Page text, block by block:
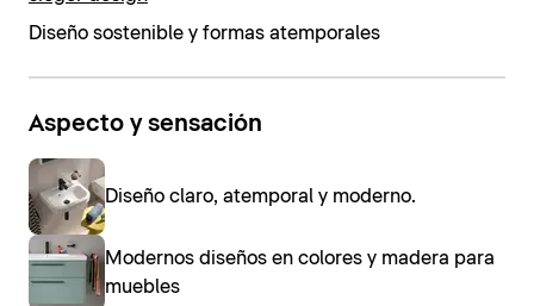
Diseño sostenible y formas atemporales
Aspecto y sensación
Diseño claro, atemporal y moderno.
Modernos diseños en colores y madera para
muebles